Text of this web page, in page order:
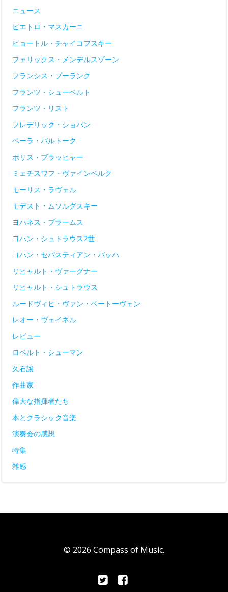
ニュース
ピエトロ・マスカーニ
ピョートル・チャイコフスキー
フェリックス・メンデルスゾーン
フランシス・プーランク
フランツ・シューベルト
フランツ・リスト
フレデリック・ショパン
ベーラ・バルトーク
ボリス・ブラッヒャー
ミェチスワフ・ヴァインベルク
モーリス・ラヴェル
モデスト・ムソルグスキー
ヨハネス・ブラームス
ヨハン・シュトラウス2世
ヨハン・セバスティアン・バッハ
リヒャルト・ヴァーグナー
リヒャルト・シュトラウス
ルードヴィヒ・ヴァン・ベートーヴェン
レオー・ヴェイネル
レビュー
ロベルト・シューマン
久石譲
作曲家
偉大な指揮者たち
本とクラシック音楽
演奏会の感想
特集
雑感
© 2026 Compass of Music.